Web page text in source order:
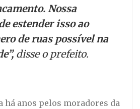
Nossa
estender isso ao
de ruas possível na
disse o prefeito.
há anos pelos moradores da